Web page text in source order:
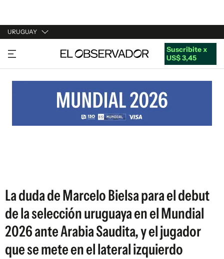
URUGUAY
URUGUAY
ARGENTINA
ESTADOS UNIDOS
Suscribite x
US$ 3,45
La duda de Marcelo Bielsa para el debut
de la selección uruguaya en el Mundial
2026 ante Arabia Saudita, y el jugador
que se mete en el lateral izquierdo